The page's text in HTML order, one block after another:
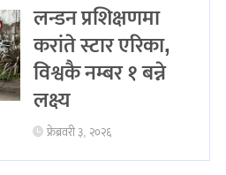
लन्डन प्रशिक्षणमा
करांते स्टार एरिका,
विश्वकै नम्बर १ बन्ने
लक्ष्य
फ्रेब्रवरी ३, २०२६